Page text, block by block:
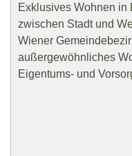
Exklusives Wohnen
zwischen Stadt und
Wiener
außergewöhnliches
Eigentums- und